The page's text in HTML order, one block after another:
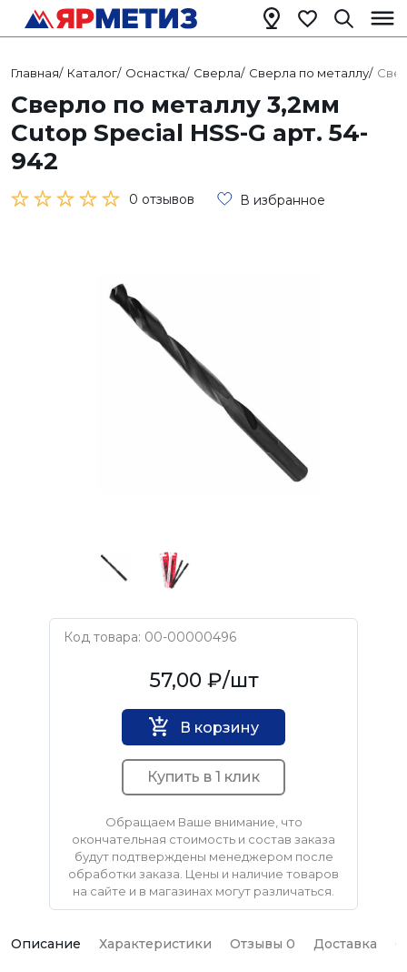
Главная/ Каталог/ Оснастка/ Сверла/ Сверла по металлу/
Сверло по металлу 3,2мм
Cutop Special HSS-G арт. 54-
942
0 отзывов В избранное
Код товара: 00-00000496
57,00 ₽/шт
В корзину
Купить в 1 клик
Обращаем Ваше внимание, что
окончательная стоимость и состав заказа
будут подтверждены менеджером после
обработки заказа. Цены и наличие товаров
на сайте и в магазинах могут различаться.
Описание Характеристики Отзывы 0 Доставка